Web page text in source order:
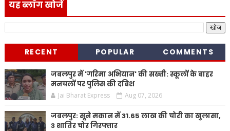
यह ब्लॉग खोजें
RECENT POPULAR COMMENTS
जबलपुर में 'गरिमा अभियान' की सख्ती: स्कूलों के बाहर
मनचलों पर पुलिस की दबिश
Jai Bharat Express Aug 07, 2026
जबलपुर: सूने मकान में 31.65 लाख की चोरी का खुलासा,
3 शातिर चोर गिरफ्तार